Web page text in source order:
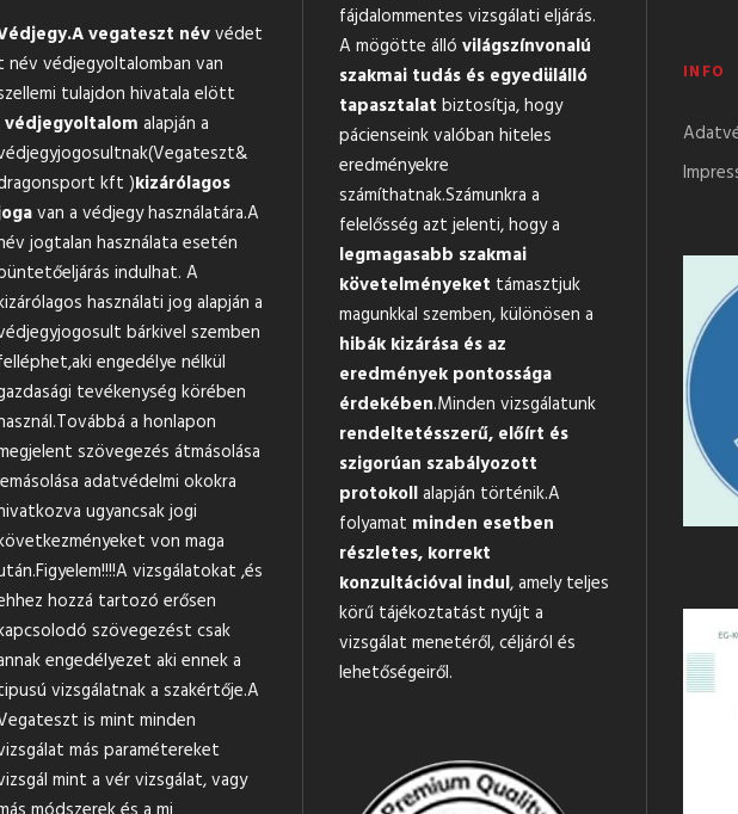
A vegateszt névvédet
név védjegyoltalomban van
tulajdon hivatala elött
védjegyoltalom alapján a
kft )kizárólagos
van a védjegy használatára.A
jogtalan használata esetén
indulhat. A
használati jog alapján a
bárkivel szemben
engedélye nélkül
tevékenység körében
a honlapon
szövegezés átmásolása
adatvédelmi okokra
ugyancsak jogi
von maga
vizsgálatokat ,és
hozzá tartozó erősen
szövegezést csak
engedélyezet aki ennek a
vizsgálatnak a szakértője.A
is mint minden
más paramétereket
mint a vér vizsgálat, vagy
fájdalommentes vizsgálati eljárás.
A mögötte álló világszínvonalú
szakmai tudás és egyedülálló
tapasztalat biztosítja, hogy
pácienseink valóban hiteles
eredményekre
számíthatnak.Számunkra a
felelősség azt jelenti, hogy a
legmagasabb szakmai
követelményeket támasztjuk
magunkkal szemben, különösen a
hibák kizárása és az
eredmények pontossága
érdekében.Minden vizsgálatunk
rendeltetésszerű, előírt és
szigorúan szabályozott
protokollalapján történik.A
folyamat minden esetben
részletes, korrekt
konzultációval indul, amely teljes
körű tájékoztatást nyújt a
vizsgálat menetéről, céljáról és
lehetőségeiről.
INFO